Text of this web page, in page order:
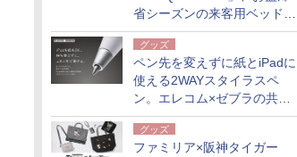
省シーズンの来客用ベッドに
も。使用後は収納バッグでコ
ンパクトに保管
グッズ
ペン先を変えずに紙とiPadに
使える2WAYスタイラスペ
ン。エレコム×ゼブラの共同
開発
グッズ
ファミリア×阪神タイガー